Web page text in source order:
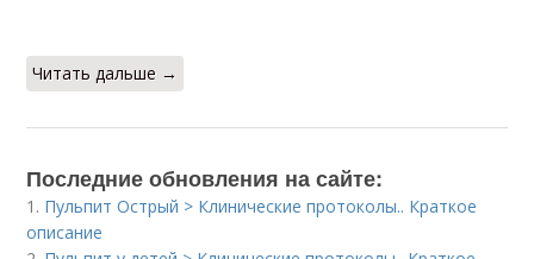
Читать дальше →
Последние обновления на сайте:
1. Пульпит Острый > Клинические протоколы.. Краткое
описание